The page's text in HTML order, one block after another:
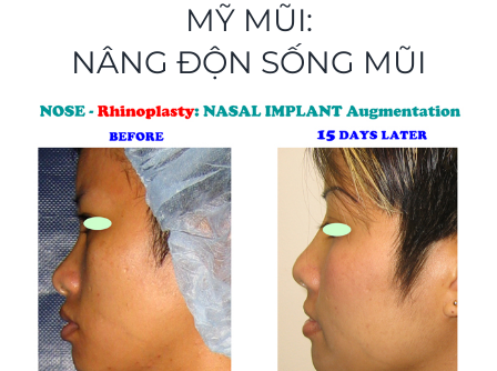
MỸ MŨI:
NÂNG ĐỘN SỐNG MŨI